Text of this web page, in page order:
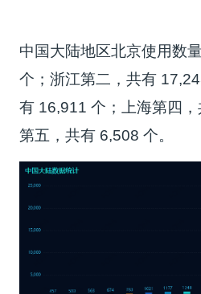
中国大陆地区北京使用数
个；浙江第二，共有
有 16,911 个；上海第四
第五，共有 6,508 个。